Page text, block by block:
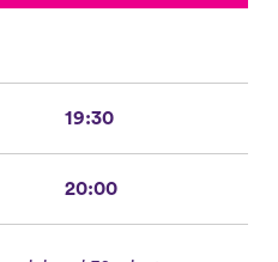
19:30
20:00